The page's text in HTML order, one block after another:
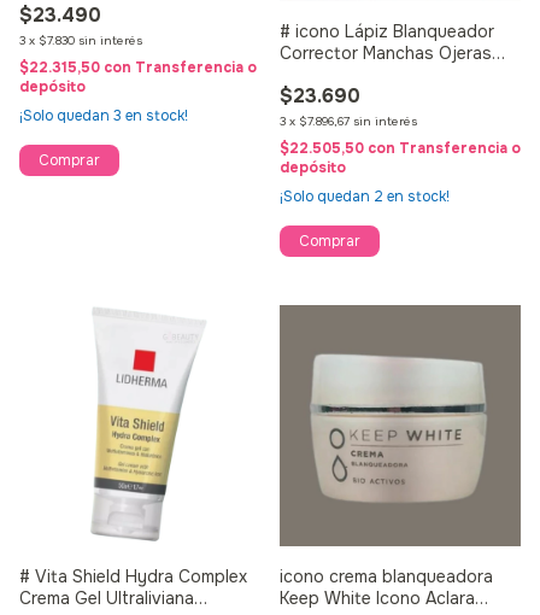
$23.490
3 x $7.830 sin interés
$22.315,50 con Transferencia o
depósito
¡Solo quedan 3 en stock!
# icono Lápiz Blanqueador
Corrector Manchas Ojeras
$23.690
3 x $7.896,67 sin interés
$22.505,50 con Transferencia o
depósito
¡Solo quedan 2 en stock!
# Vita Shield Hydra Complex
Crema Gel Ultraliviana
icono crema blanqueadora
Keep White Icono Aclara